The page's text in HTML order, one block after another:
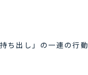
ち出し」の一連の行動